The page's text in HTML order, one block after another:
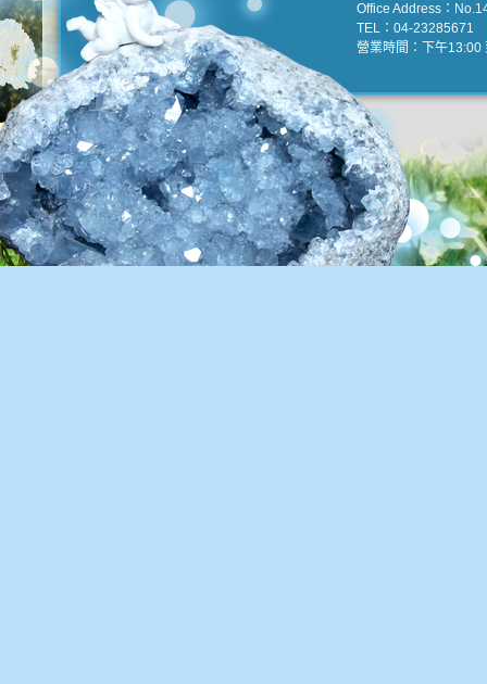
Office Address：
TEL：04-23285671
營業時間：下午13:00